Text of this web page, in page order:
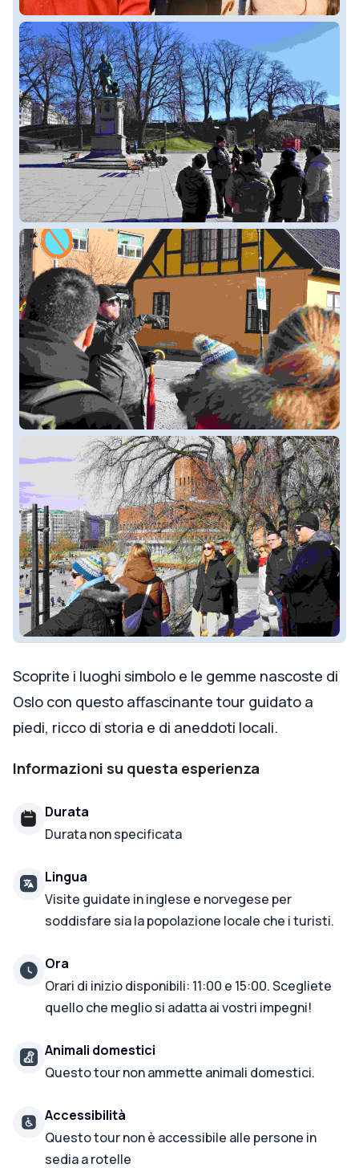
Scoprite i luoghi simbolo e le gemme nascoste di
Oslo con questo affascinante tour guidato a
piedi, ricco di storia e di aneddoti locali.
Informazioni su questa esperienza
Durata
Durata non specificata
Lingua
Visite guidate in inglese e norvegese per
soddisfare sia la popolazione locale che i turisti.
Ora
Orari di inizio disponibili: 11:00 e 15:00. Scegliete
quello che meglio si adatta ai vostri impegni!
Animali domestici
Questo tour non ammette animali domestici.
Accessibilità
Questo tour non è accessibile alle persone in
sedia a rotelle